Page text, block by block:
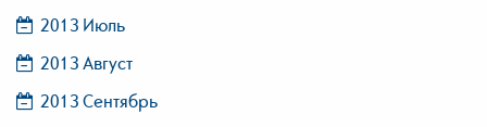
2013 Июль
2013 Август
2013 Сентябрь